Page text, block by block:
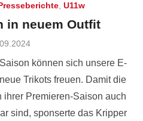
U11w
in neuem Outfit
können sich unsere E-
Trikots freuen. Damit die
Premieren-Saison auch
sind, sponserte das Kripper